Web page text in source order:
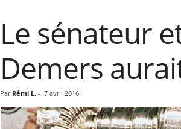
Le sénateur
Demers
Par Rémi L. - 7 avril 2016